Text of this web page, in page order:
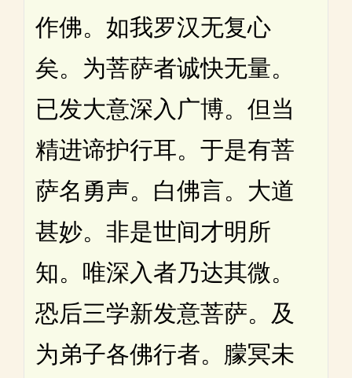
作佛。如我罗汉无复心
矣。为菩萨者诚快无量。
已发大意深入广博。但当
精进谛护行耳。于是有菩
萨名勇声。白佛言。大道
甚妙。非是世间才明所
知。唯深入者乃达其微。
恐后三学新发意菩萨。及
为弟子各佛行者。朦冥未